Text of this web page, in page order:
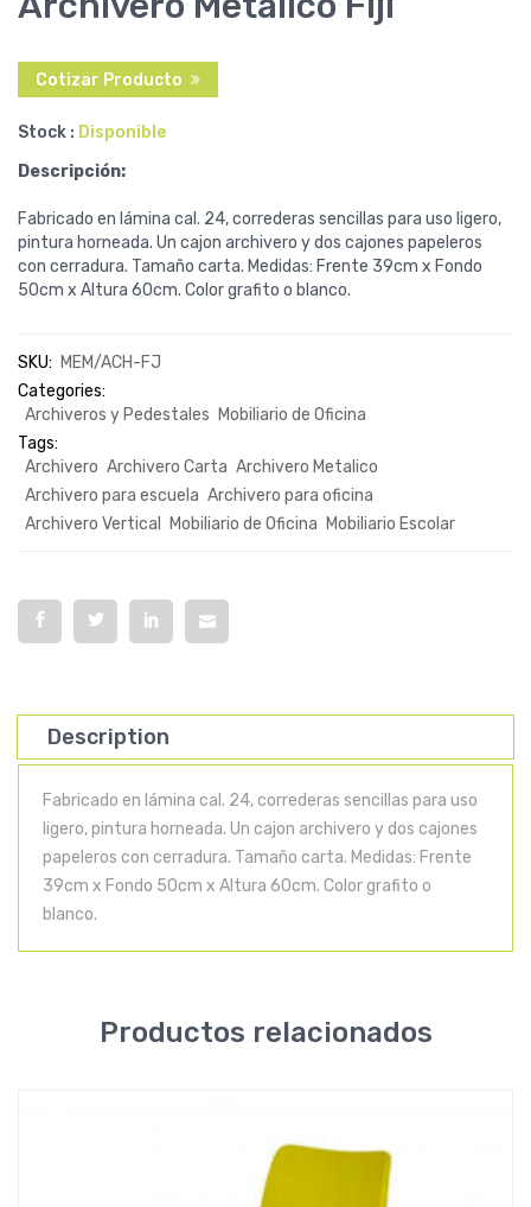
Cotizar Producto
Stock : Disponible
Descripción:
Fabricado en lámina cal. 24, correderas sencillas para uso ligero,
pintura horneada. Un cajon archivero y dos cajones papeleros
con cerradura. Tamaño carta. Medidas: Frente 39cm x Fondo
50cm x Altura 60cm. Color grafito o blanco.
SKU: MEM/ACH-FJ
Categories:
Archiveros y Pedestales Mobiliario de Oficina
Tags:
Archivero Archivero Carta Archivero Metalico
Archivero para escuela Archivero para oficina
Archivero Vertical
Mobiliario de Oficina Mobiliario Escolar
Description
Fabricado en lámina cal. 24, correderas sencillas para uso
ligero, pintura horneada. Un cajon archivero y dos cajones
papeleros con cerradura. Tamaño carta. Medidas: Frente
39cm x Fondo 50cm x Altura 60cm. Color grafito o
blanco.
Productos relacionados